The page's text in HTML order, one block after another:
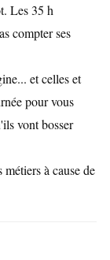
Les 35 h
compter ses
et celles et
pour vous
vont bosser
à cause de